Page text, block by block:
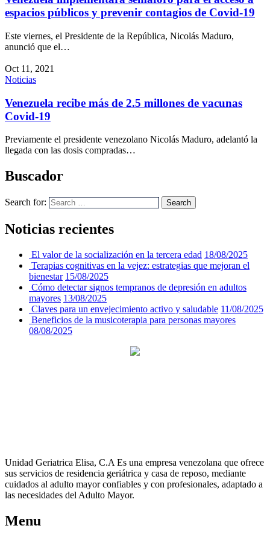
espacios públicos y prevenir contagios de Covid-19
Este viernes, el Presidente de la República, Nicolás Maduro,
anunció que el…
Oct 11, 2021
Noticias
Venezuela recibe más de 2.5 millones de vacunas
Covid-19
Previamente el presidente venezolano Nicolás Maduro, adelantó la
llegada con las dosis compradas…
Buscador
Search for: Search
Noticias recientes
El valor de la socialización en la tercera edad 18/08/2025
Terapias cognitivas en la vejez: estrategias que mejoran el
bienestar 15/08/2025
Cómo detectar signos tempranos de depresión en adultos
mayores 13/08/2025
Claves para un envejecimiento activo y saludable 11/08/2025
Beneficios de la musicoterapia para personas mayores
08/08/2025
Unidad Geriatrica Elisa, C.A Es una empresa venezolana que ofrece
sus servicios de residencia geriátrica y casa de reposo, mediante
cuidados al adulto mayor confiables y con profesionales, adaptado a
las necesidades del Adulto Mayor.
Menu